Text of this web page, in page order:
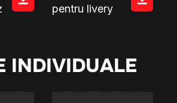
pentru livery
INDIVIDUALE